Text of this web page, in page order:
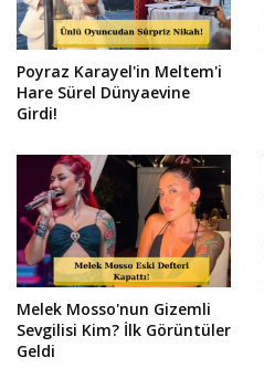
Poyraz Karayel'in Meltem'i
Hare Sürel Dünyaevine
Girdi!
Melek Mosso'nun Gizemli
Sevgilisi Kim? İlk Görüntüler
Geldi